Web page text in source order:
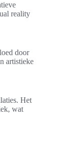
reality
door
artistieke
Het
wat